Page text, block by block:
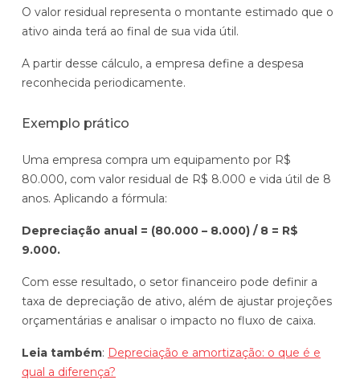
O valor residual representa o montante estimado que o
ativo ainda terá ao final de sua vida útil.
A partir desse cálculo, a empresa define a despesa
reconhecida periodicamente.
Exemplo prático
Uma empresa compra um equipamento por R$
80.000, com valor residual de R$ 8.000 e vida útil de 8
anos. Aplicando a fórmula:
Depreciação anual = (80.000 – 8.000) / 8 = R$
9.000.
Com esse resultado, o setor financeiro pode definir a
taxa de depreciação de ativo, além de ajustar projeções
orçamentárias e analisar o impacto no fluxo de caixa.
Leia também: Depreciação e amortização: o que é e
qual a diferença?